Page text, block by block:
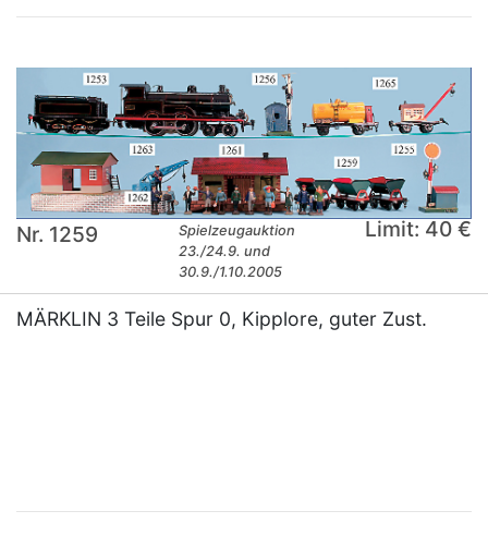
Nr. 1259
Spielzeugauktion
23./24.9. und
30.9./1.10.2005
Limit: 40 €
MÄRKLIN 3 Teile Spur 0, Kipplore, guter Zust.